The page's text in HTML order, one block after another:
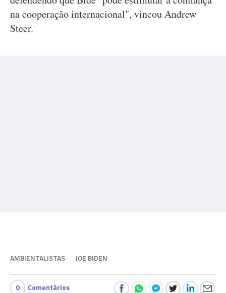
na cooperação internacional", vincou Andrew
Steer.
AMBIENTALISTAS JOE BIDEN
0 Comentários